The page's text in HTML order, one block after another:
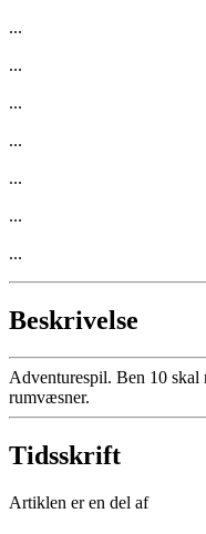
...
...
...
...
...
...
...
Beskrivelse
Adventurespil. Ben 10 skal
rumvæsner.
Tidsskrift
Artiklen er en del af